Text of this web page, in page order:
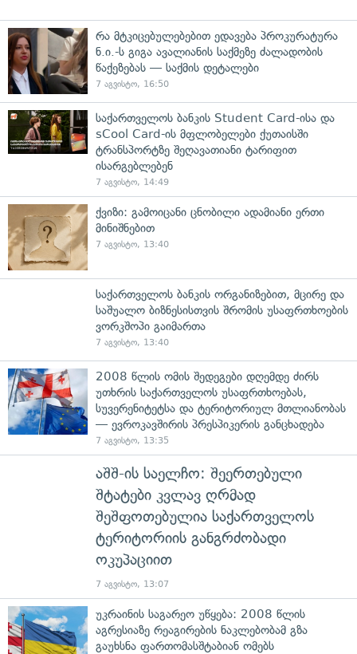
რა მტკიცებულებებით ედავება პროკურატურა
ნ.ი.-ს გიგა ავალიანის საქმეზე ძალადობის
წაქეზებას — საქმის დეტალები
7 აგვისტო, 16:50
საქართველოს ბანკის Student Card-ისა და
sCool Card-ის მფლობელები ქუთაისში
ტრანსპორტზე შეღავათიანი ტარიფით
ისარგებლებენ
7 აგვისტო, 14:49
ქვიზი: გამოიცანი ცნობილი ადამიანი ერთი
მინიშნებით
7 აგვისტო, 13:40
საქართველოს ბანკის ორგანიზებით, მცირე და
საშუალო ბიზნესისთვის შრომის უსაფრთხოების
ვორკშოპი გაიმართა
7 აგვისტო, 13:40
2008 წლის ომის შედეგები დღემდე ძირს
უთხრის საქართველოს უსაფრთხოებას,
სუვერენიტეტსა და ტერიტორიულ მთლიანობას
— ევროკავშირის პრესპიკერის განცხადება
7 აგვისტო, 13:35
აშშ-ის საელჩო: შეერთებული
შტატები კვლავ ღრმად
შეშფოთებულია საქართველოს
ტერიტორიის განგრძობადი
ოკუპაციით
7 აგვისტო, 13:07
უკრაინის საგარეო უწყება: 2008 წლის
აგრესიაზე რეაგირების ნაკლებობამ გზა
გაუხსნა ფართომასშტაბიან ომებს